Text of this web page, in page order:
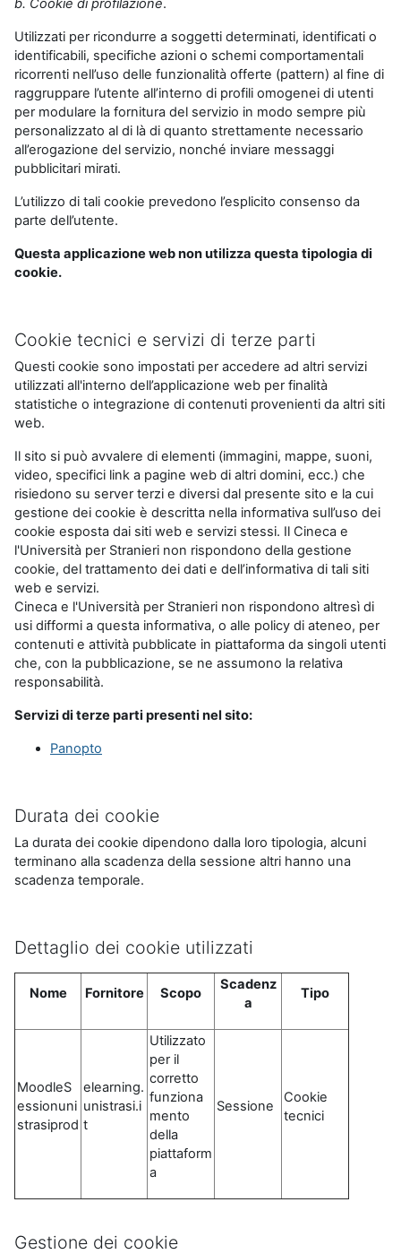
b. Cookie di profilazione.
Utilizzati per ricondurre a soggetti determinati, identificati o
identificabili, specifiche azioni o schemi comportamentali
ricorrenti nell’uso delle funzionalità offerte (pattern) al fine di
raggruppare l’utente all’interno di profili omogenei di utenti
per modulare la fornitura del servizio in modo sempre più
personalizzato al di là di quanto strettamente necessario
all’erogazione del servizio, nonché inviare messaggi
pubblicitari mirati.
L’utilizzo di tali cookie prevedono l’esplicito consenso da
parte dell’utente.
Questa applicazione web non utilizza questa tipologia di
cookie.
Cookie tecnici e servizi di terze parti
Questi cookie sono impostati per accedere ad altri servizi
utilizzati all'interno dell’applicazione web per finalità
statistiche o integrazione di contenuti provenienti da altri siti
web.
Il sito si può avvalere di elementi (immagini, mappe, suoni,
video, specifici link a pagine web di altri domini, ecc.) che
risiedono su server terzi e diversi dal presente sito e la cui
gestione dei cookie è descritta nella informativa sull’uso dei
cookie esposta dai siti web e servizi stessi. Il Cineca e
l'Università per Stranieri non rispondono della gestione
cookie, del trattamento dei dati e dell’informativa di tali siti
web e servizi.
Cineca e l'Università per Stranieri non rispondono altresì di
usi difformi a questa informativa, o alle policy di ateneo, per
contenuti e attività pubblicate in piattaforma da singoli utenti
che, con la pubblicazione, se ne assumono la relativa
responsabilità.
Servizi di terze parti presenti nel sito:
Panopto
Durata dei cookie
La durata dei cookie dipendono dalla loro tipologia, alcuni
terminano alla scadenza della sessione altri hanno una
scadenza temporale.
Dettaglio dei cookie utilizzati
Nome Fornitore Scopo
Scadenz
a
Tipo
MoodleS
essionuni
strasiprod
elearning.
unistrasi.i
t
Utilizzato
per il
corretto
funziona
mento
della
piattaform
a
Sessione
Cookie
tecnici
Gestione dei cookie